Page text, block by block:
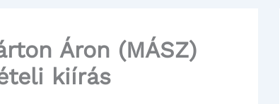
Áron (MÁSZ)
kiírás